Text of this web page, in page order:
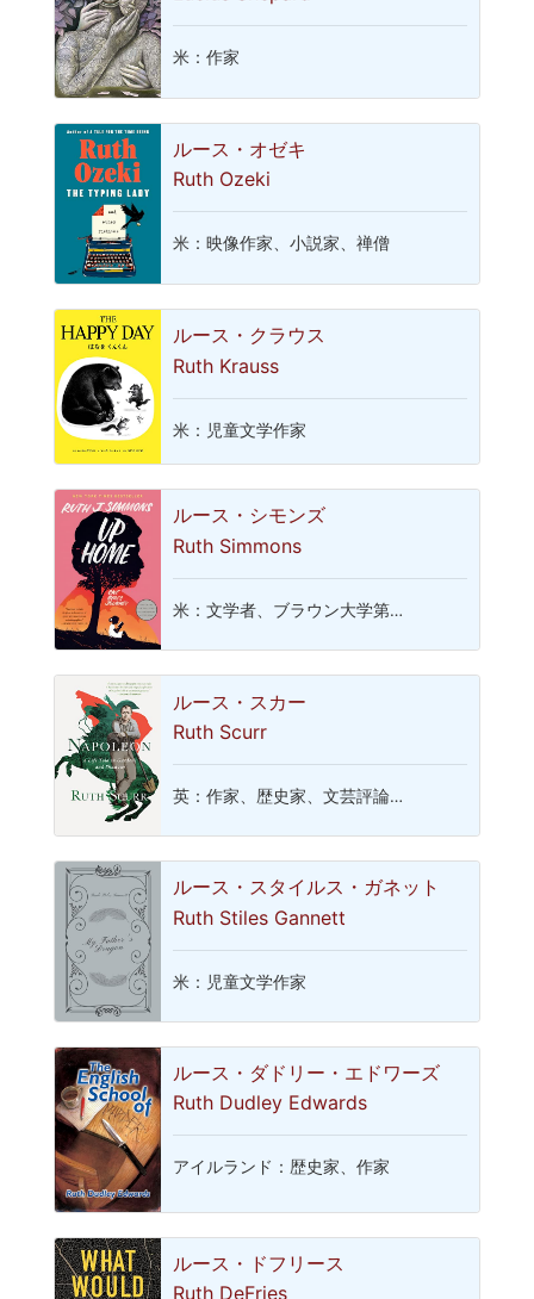
米：作家
ルース・オゼキ
Ruth Ozeki
米：映像作家、小説家、禅僧
ルース・クラウス
Ruth Krauss
米：児童文学作家
ルース・シモンズ
Ruth Simmons
米：文学者、ブラウン大学第…
ルース・スカー
Ruth Scurr
英：作家、歴史家、文芸評論…
ルース・スタイルス・ガネット
Ruth Stiles Gannett
米：児童文学作家
ルース・ダドリー・エドワーズ
Ruth Dudley Edwards
アイルランド：歴史家、作家
ルース・ドフリース
Ruth DeFries